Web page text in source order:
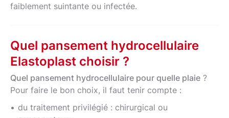
faiblement suintante ou infectée.
Quel pansement hydrocellulaire
Elastoplast choisir ?
Quel pansement hydrocellulaire pour quelle plaie ?
Pour faire le bon choix, il faut tenir compte :
du traitement privilégié : chirurgical ou